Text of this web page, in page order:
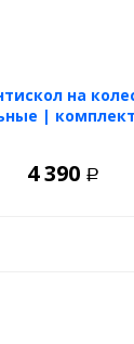
на
|
4 390 Р